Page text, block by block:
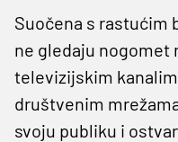
Suočena s rastućim
ne gledaju nogomet
televizijskim
društvenim
svoju publiku i